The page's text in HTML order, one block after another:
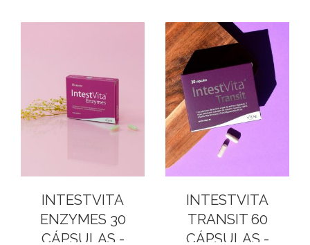
INTESTVITA
ENZYMES 30
CÁPSULAS -
INTESTVITA
TRANSIT 60
CÁPSULAS -